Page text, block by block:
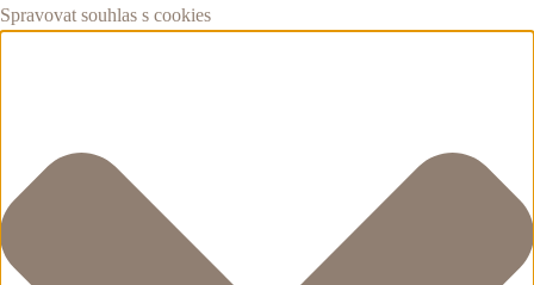
Spravovat souhlas s cookies